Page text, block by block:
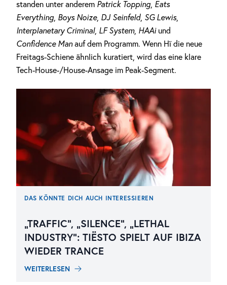
standen unter anderem Patrick Topping, Eats
Everything, Boys Noize, DJ Seinfeld, SG Lewis,
Interplanetary Criminal, LF System, HAAi und
Confidence Manauf dem Programm. Wenn Hï die neue
Freitags-Schiene ähnlich kuratiert, wird das eine klare
Tech-House-/House-Ansage im Peak-Segment.
DAS KÖNNTE DICH AUCH INTERESSIEREN
„TRAFFIC“, „SILENCE“, „LETHAL
INDUSTRY“: TIËSTO SPIELT AUF IBIZA
WIEDER TRANCE
WEITERLESEN